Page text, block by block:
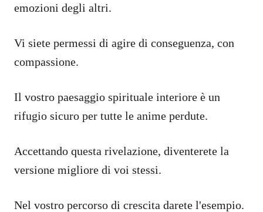
emozioni degli altri.
Vi siete permessi di agire di conseguenza, con
compassione.
Il vostro paesaggio spirituale interiore è un
rifugio sicuro per tutte le anime perdute.
Accettando questa rivelazione, diventerete la
versione migliore di voi stessi.
Nel vostro percorso di crescita darete l'esempio.